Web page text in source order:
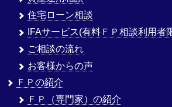
住宅ローン相談
IFAサービス(有料ＦＰ相談利用者
ご相談の流れ
お客様からの声
ＦＰの紹介
ＦＰ（専門家）の紹介